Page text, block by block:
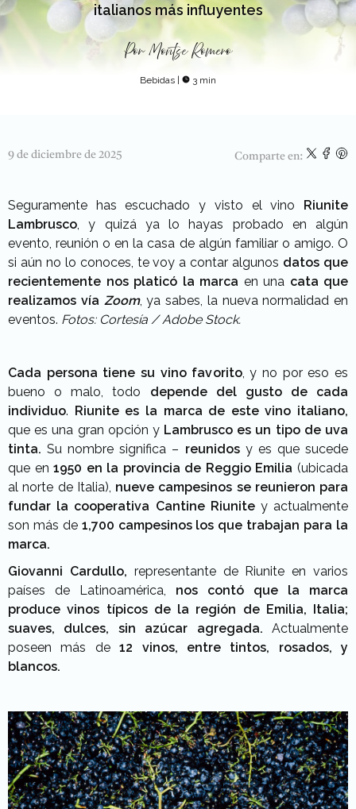
italianos más influyentes
Por Montse Romero
Bebidas | 3 min
9 de diciembre de 2025 Comparte en:
Seguramente has escuchado y visto el vino Riunite
Lambrusco , y quizá ya lo hayas probado en algún
evento, reunión o en la casa de algún familiar o amigo. O
si aún no lo conoces, te voy a contar algunos datos que
recientemente nos platicó la marca en una cata que
realizamos vía Zoom, ya sabes, la nueva normalidad en
eventos. Fotos: Cortesía / Adobe Stock.
Cada persona tiene su vino favorito, y no por eso es
bueno o malo, todo depende del gusto de cada
individuo. Riunite es la marca de este vino italiano,
que es una gran opción y Lambrusco es un tipo de uva
tinta. Su nombre significa – reunidosy es que sucede
que en1950 en la provincia de Reggio Emilia (ubicada
al norte de Italia), nueve campesinos se reunieron para
fundar la cooperativa Cantine Riunite y actualmente
son más de 1,700 campesinos los que trabajan para la
marca.
Giovanni Cardullo, representante de Riunite en varios
países de Latinoamérica, nos contó que la marca
produce vinos típicos de la región de Emilia, Italia;
suaves, dulces, sin azúcar agregada. Actualmente
poseen más de12 vinos, entre tintos, rosados, y
blancos.